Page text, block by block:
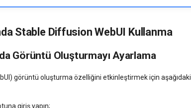
Stable Diffusion WebUI Kullanma
Görüntü Oluşturmayı Ayarlama
görüntü oluşturma özelliğini etkinleştirmek için aşağıdaki
giriş yapın;